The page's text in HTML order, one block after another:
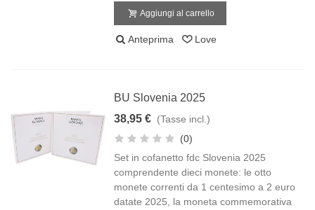
Aggiungi al carrello
Anteprima Love
BU Slovenia 2025
38,95 € (Tasse incl.)
(0)
Set in cofanetto fdc Slovenia 2025
comprendente dieci monete: le otto
monete correnti da 1 centesimo a 2 euro
datate 2025, la moneta commemorativa